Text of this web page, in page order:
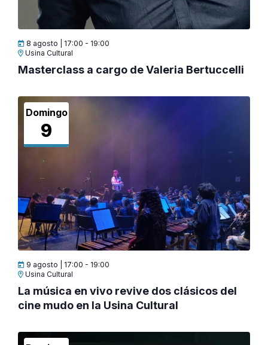
8 agosto | 17:00 - 19:00
Usina Cultural
Masterclass a cargo de Valeria Bertuccelli
Domingo
9
9 agosto | 17:00 - 19:00
Usina Cultural
La música en vivo revive dos clásicos del
cine mudo en la Usina Cultural